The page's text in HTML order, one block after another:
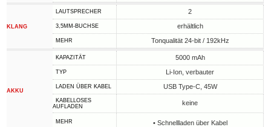
KLANG
LAUTSPRECHER 2
3,5MM-BUCHSE erhältlich
MEHR Tonqualität 24-bit / 192kHz
AKKU
KAPAZITÄT 5000 mAh
TYP Li-Ion, verbauter
LADEN ÜBER KABEL USB Type-C, 45W
KABELLOSES
AUFLADEN
keine
MEHR • Schnellladen über Kabel